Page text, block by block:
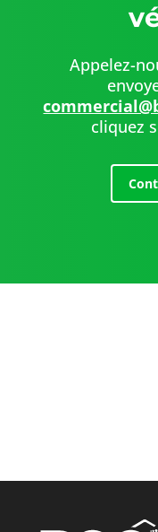
Appelez-
cliquez